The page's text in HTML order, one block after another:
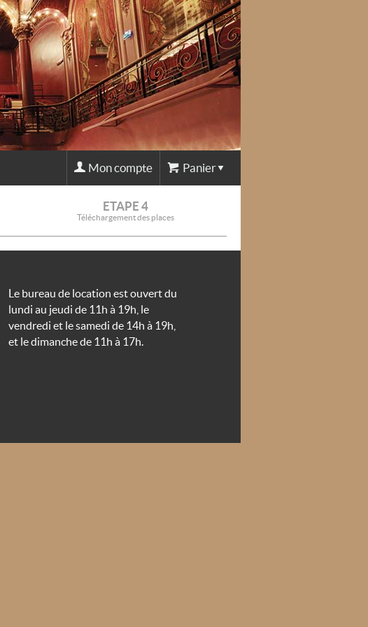
Panier
Mon compte
ETAPE 4
Téléchargement des places
Le bureau de location est ouvert du
lundi au jeudi de 11h à 19h, le
vendredi et le samedi de 14h à 19h,
et le dimanche de 11h à 17h.